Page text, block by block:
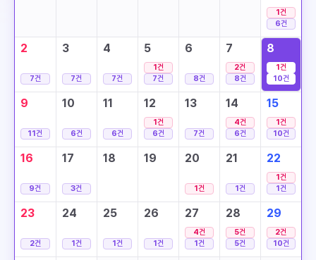
1건
6건
2
7건
3
7건
4
7건
5
1건
7건
6
8건
7
2건
8건
8
1건
10건
9
11건
10
6건
11
6건
12
1건
6건
13
7건
14
4건
6건
15
1건
10건
16
9건
17
3건
18 19 20
1건
21
1건
22
1건
1건
23
2건
24
1건
25
1건
26
1건
27
4건
1건
28
5건
5건
29
2건
10건